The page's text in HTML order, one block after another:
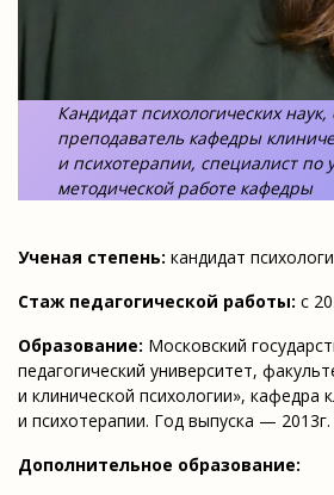
Кандидат психологических
преподаватель кафедры
и психотерапии, специалист по
методической работе кафедры
Ученая степень: кандидат
Стаж педагогической работы: с
Образование: Московский
педагогический университет,
и клинической психологии», кафедра
и психотерапии. Год выпуска — 2013г.
Дополнительное образование: